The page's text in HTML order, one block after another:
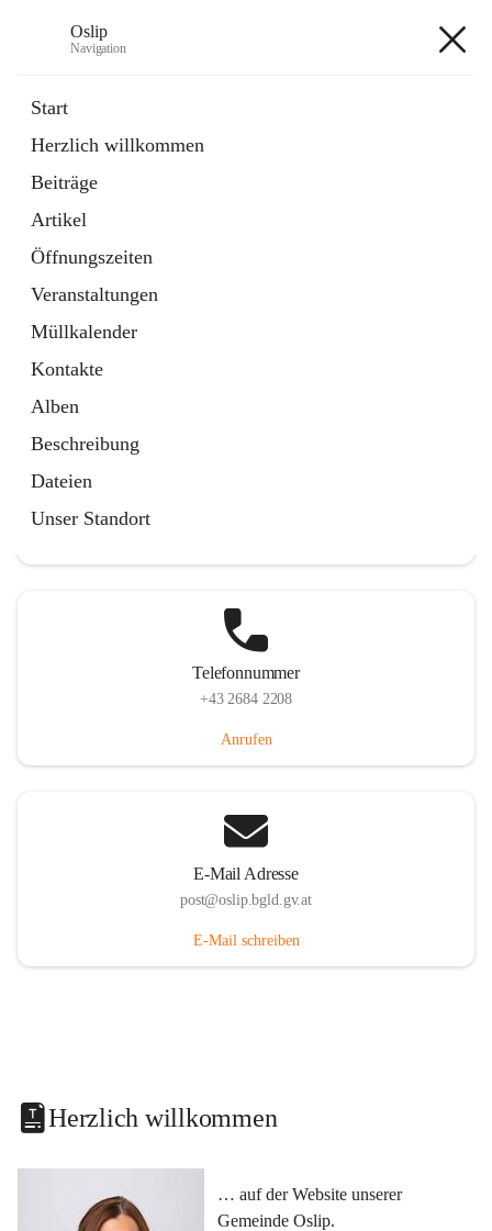
Oslip
Navigation
Start
Herzlich willkommen
Beiträge
Artikel
Öffnungszeiten
Veranstaltungen
Müllkalender
Kontakte
Alben
Beschreibung
Dateien
Unser Standort
Externe Webseite
in
Tab
Bundeskanzleramt Österreich
Externe Webseite
öffnet
in
neuem
Tab
Telefonnummer
+43 2684 2208
Anrufen
E-Mail Adresse
post@oslip.bgld.gv.at
E-Mail schreiben
Herzlich willkommen
… auf der Website unserer
Gemeinde Oslip.